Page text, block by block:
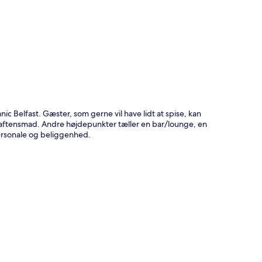
Belfast. Gæster, som gerne vil have lidt at spise, kan
Andre højdepunkter tæller en bar/lounge, en
og beliggenhed.